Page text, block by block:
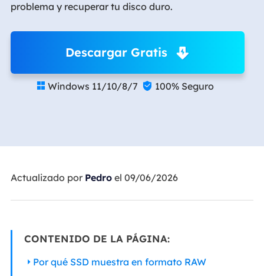
problema y recuperar tu disco duro.
Descargar Gratis
 Windows 11/10/8/7  100% Seguro
Actualizado por Pedroel 09/06/2026
CONTENIDO DE LA PÁGINA:
Por qué SSD muestra en formato RAW